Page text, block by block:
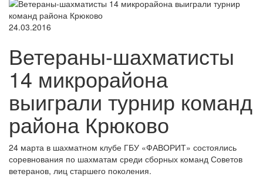
24.03.2016
Ветераны-шахматисты
14 микрорайона
выиграли турнир команд
района Крюково
24 марта в шахматном клубе ГБУ «ФАВОРИТ» состоялись
соревнования по шахматам среди сборных команд Советов
ветеранов, лиц старшего поколения.